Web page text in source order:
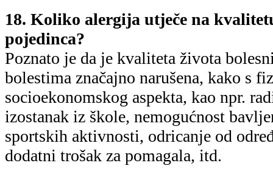
18. Koliko alergija utječe na
pojedinca?
Poznato je da je kvaliteta života
bolestima značajno narušena, kako s
socioekonomskog aspekta, kao npr.
izostanak iz škole, nemogućnost
sportskih aktivnosti, odricanje od
dodatni trošak za pomagala, itd.